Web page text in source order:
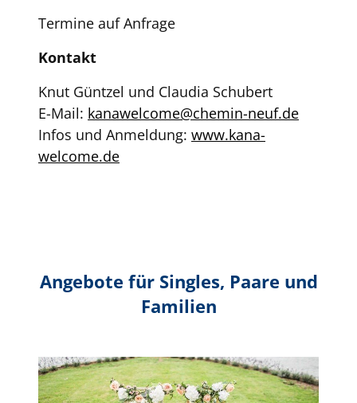
Termine auf Anfrage
Kontakt
Knut Güntzel und Claudia Schubert
E-Mail: kanawelcome@chemin-neuf.de
Infos und Anmeldung: www.kana-
welcome.de
Angebote für Singles, Paare und
Familien